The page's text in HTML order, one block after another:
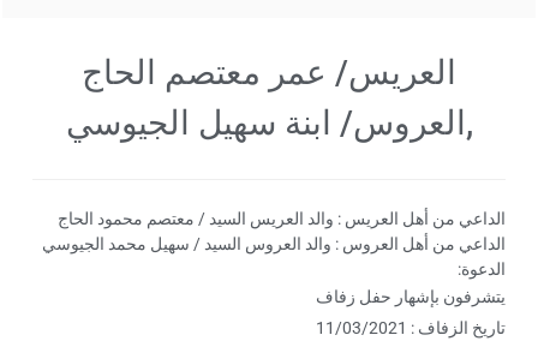
العريس/ عمر معتصم الحاج
,العروس/ ابنة سهيل الجيوسي
الداعي من أهل العريس : والد العريس السيد / معتصم محمود الحاج
الداعي من أهل العروس : والد العروس السيد / سهيل محمد الجيوسي
الدعوة:
يتشرفون بإشهار حفل زفاف
تاريخ الزفاف : 11/03/2021